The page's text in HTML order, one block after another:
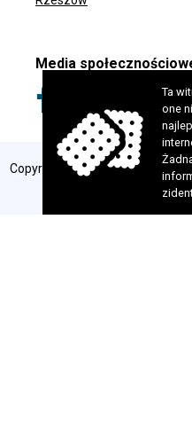
Media
Copyright 2024 © Fundacja
zastrzeżone.
Ta
one